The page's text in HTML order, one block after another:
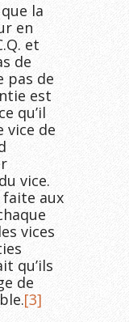
la
en
et
de
pas de
est
qu’il
vice de
vice.
faite aux
vices
qu’ils
de
[3]